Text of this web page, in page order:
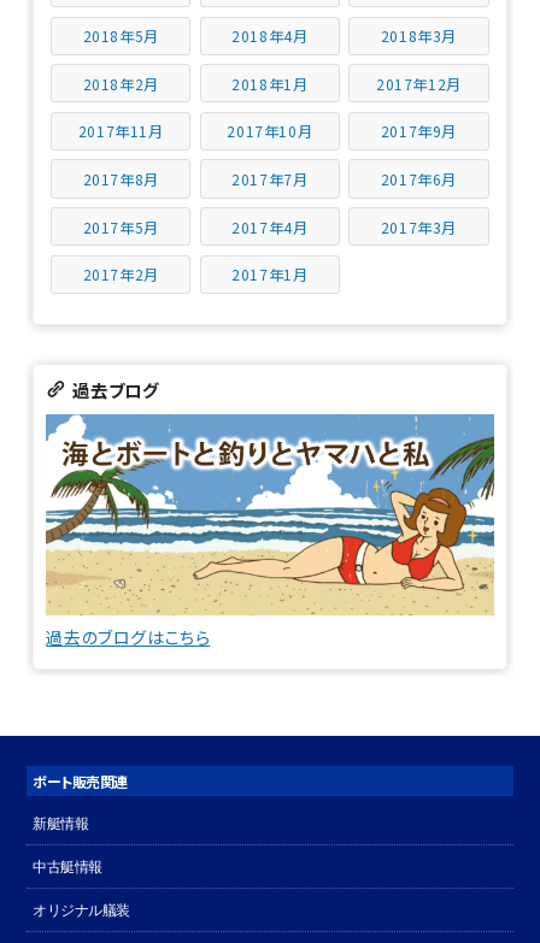
2018年5月 2018年4月 2018年3月
2018年2月 2018年1月 2017年12月
2017年11月 2017年10月 2017年9月
2017年8月 2017年7月 2017年6月
2017年5月 2017年4月 2017年3月
2017年2月 2017年1月
過去ブログ
過去のブログはこちら
ボート販売関連
新艇情報
中古艇情報
オリジナル艤装